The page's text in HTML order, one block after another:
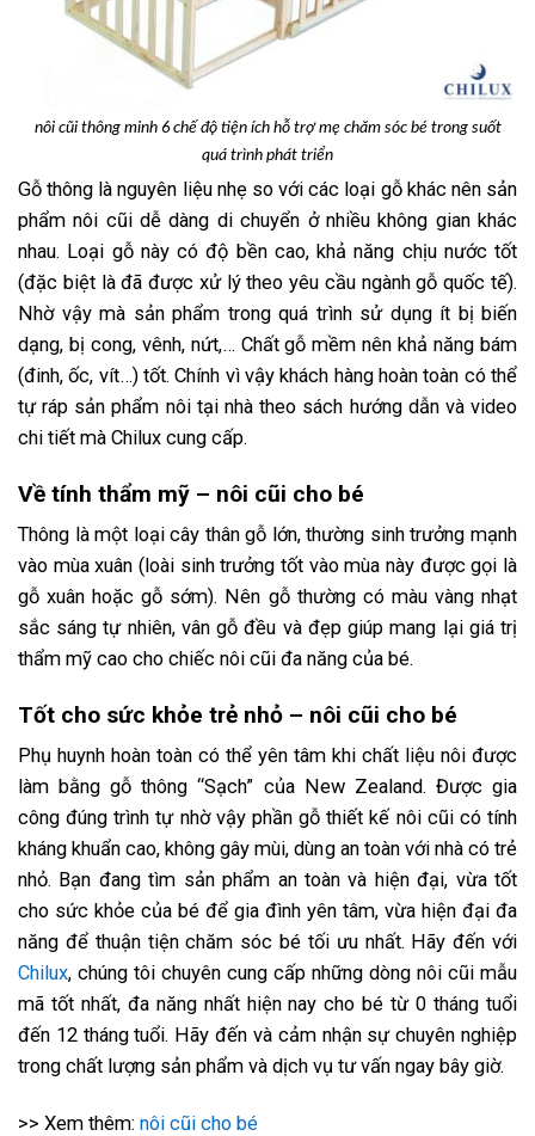
nôi cũi thông minh 6 chế độ tiện ích hỗ trợ mẹ chăm sóc bé trong suốt
quá trình phát triển
Gỗ thông là nguyên liệu nhẹ so với các loại gỗ khác nên sản
phẩm nôi cũi dễ dàng di chuyển ở nhiều không gian khác
nhau. Loại gỗ này có độ bền cao, khả năng chịu nước tốt
(đặc biệt là đã được xử lý theo yêu cầu ngành gỗ quốc tế).
Nhờ vậy mà sản phẩm trong quá trình sử dụng ít bị biến
dạng, bị cong, vênh, nứt,… Chất gỗ mềm nên khả năng bám
(đinh, ốc, vít…) tốt. Chính vì vậy khách hàng hoàn toàn có thể
tự ráp sản phẩm nôi tại nhà theo sách hướng dẫn và video
chi tiết mà Chilux cung cấp.
Về tính thẩm mỹ – nôi cũi cho bé
Thông là một loại cây thân gỗ lớn, thường sinh trưởng mạnh
vào mùa xuân (loài sinh trưởng tốt vào mùa này được gọi là
gỗ xuân hoặc gỗ sớm). Nên gỗ thường có màu vàng nhạt
sắc sáng tự nhiên, vân gỗ đều và đẹp giúp mang lại giá trị
thẩm mỹ cao cho chiếc nôi cũi đa năng của bé.
Tốt cho sức khỏe trẻ nhỏ – nôi cũi cho bé
Phụ huynh hoàn toàn có thể yên tâm khi chất liệu nôi được
làm bằng gỗ thông “Sạch” của New Zealand. Được gia
công đúng trình tự nhờ vậy phần gỗ thiết kế nôi cũi có tính
kháng khuẩn cao, không gây mùi, dùng an toàn với nhà có trẻ
nhỏ. Bạn đang tìm sản phẩm an toàn và hiện đại, vừa tốt
cho sức khỏe của bé để gia đình yên tâm, vừa hiện đại đa
năng để thuận tiện chăm sóc bé tối ưu nhất. Hãy đến với
Chilux, chúng tôi chuyên cung cấp những dòng nôi cũi mẫu
mã tốt nhất, đa năng nhất hiện nay cho bé từ 0 tháng tuổi
đến 12 tháng tuổi. Hãy đến và cảm nhận sự chuyên nghiệp
trong chất lượng sản phẩm và dịch vụ tư vấn ngay bây giờ.
>> Xem thêm: nôi cũi cho bé